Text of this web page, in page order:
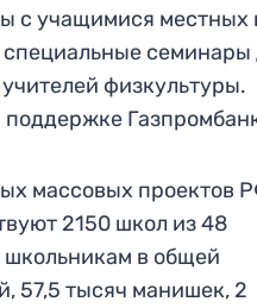
с учащимися местных
семинары
физкультуры.
массовых проектов
2150 школ из 48
в общей
57,5 тысяч манишек, 2